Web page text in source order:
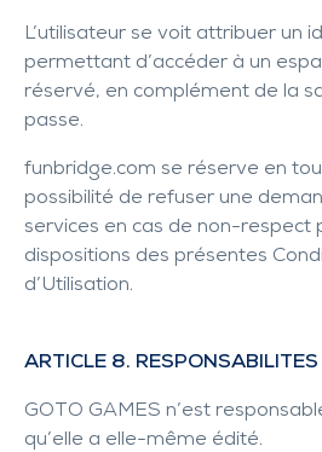
L’utilisateur se voit attribuer un
permettant d’accéder à un
réservé, en complément de la
passe.
funbridge.com se réserve en
possibilité de refuser une
services en cas de non-respect
dispositions des présentes
d’Utilisation.
ARTICLE 8. RESPONSABILITES
GOTO GAMES n’est
qu’elle a elle-même édité.